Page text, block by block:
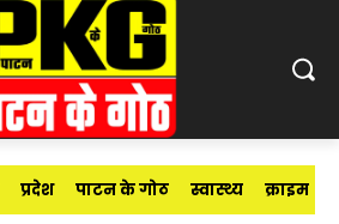
प्रदेश पाटन के गोठ स्वास्थ्य क्राइम